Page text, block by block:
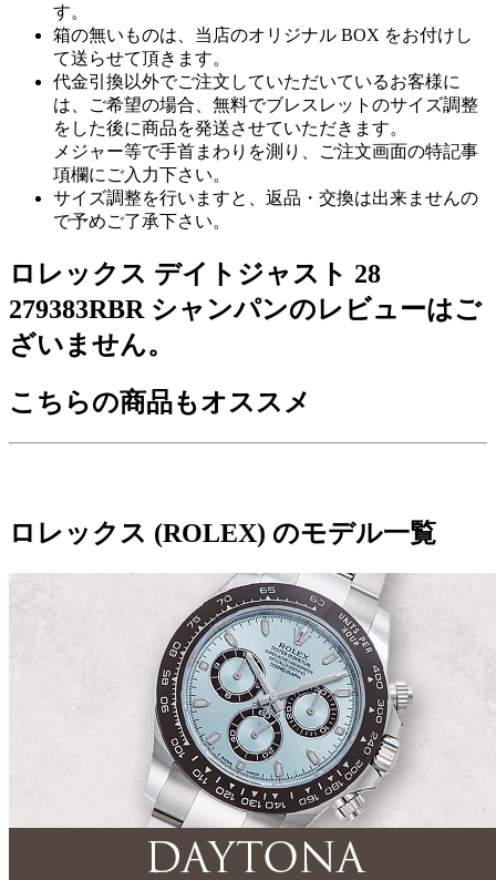
す。
箱の無いものは、当店のオリジナル BOX をお付けし
て送らせて頂きます。
代金引換以外でご注文していただいているお客様に
は、ご希望の場合、無料でブレスレットのサイズ調整
をした後に商品を発送させていただきます。
メジャー等で手首まわりを測り、ご注文画面の特記事
項欄にご入力下さい。
サイズ調整を行いますと、返品・交換は出来ませんの
で予めご了承下さい。
ロレックス デイトジャスト 28
279383RBR シャンパンのレビューはご
ざいません。
こちらの商品もオススメ
ロレックス (ROLEX) のモデル一覧